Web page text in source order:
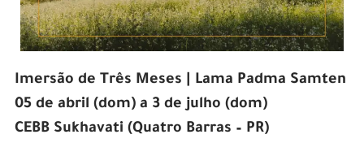
Imersão de Três Meses | Lama Padma Samten
05 de abril (dom) a 3 de julho (dom)
CEBB Sukhavati (Quatro Barras – PR)